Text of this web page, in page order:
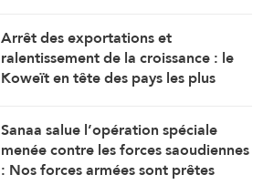
Arrêt des exportations et
ralentissement de la croissance : le
Koweït en tête des pays les plus
Sanaa salue l’opération spéciale
menée contre les forces saoudiennes
: Nos forces armées sont prêtes